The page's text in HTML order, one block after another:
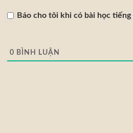
Báo cho tôi khi có bài học
0 BÌNH LUẬN